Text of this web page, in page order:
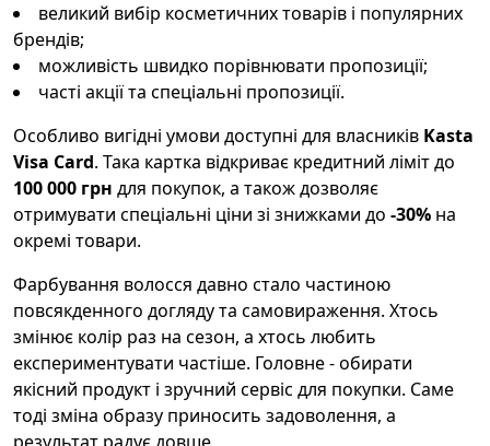
великий вибір косметичних товарів і популярних
брендів;
можливість швидко порівнювати пропозиції;
часті акції та спеціальні пропозиції.
Особливо вигідні умови доступні для власників Kasta
Visa Card. Така картка відкриває кредитний ліміт до
100 000 грн для покупок, а також дозволяє
отримувати спеціальні ціни зі знижками до -30% на
окремі товари.
Фарбування волосся давно стало частиною
повсякденного догляду та самовираження. Хтось
змінює колір раз на сезон, а хтось любить
експериментувати частіше. Головне - обирати
якісний продукт і зручний сервіс для покупки. Саме
тоді зміна образу приносить задоволення, а